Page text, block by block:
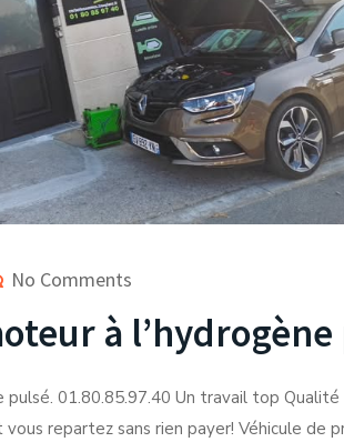
No Comments
à
pulsé. 01.80.85.97.40 Un travail top
vous repartez sans rien payer! Véhicule de